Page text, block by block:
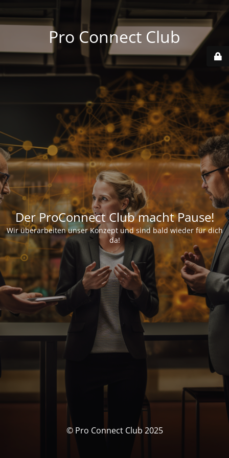
Pro Connect Club
Der ProConnect Club macht Pause!
Wir überarbeiten unser Konzept und sind bald wieder für dich
da!
© Pro Connect Club 2025